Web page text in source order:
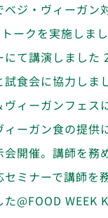
ジ・ヴィーガン
ークを実施しま
て講演しました
食会に協力しま
ィーガンフェス
ーガン食の提供
開催。講師を務
ミナーで講師を
@FOOD WEEK